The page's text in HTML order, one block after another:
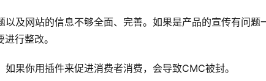
及网站的信息不够全面、完善。如果是产品的宣传有问题
行整改。
果你用插件来促进消费者消费，会导致CMC被封。